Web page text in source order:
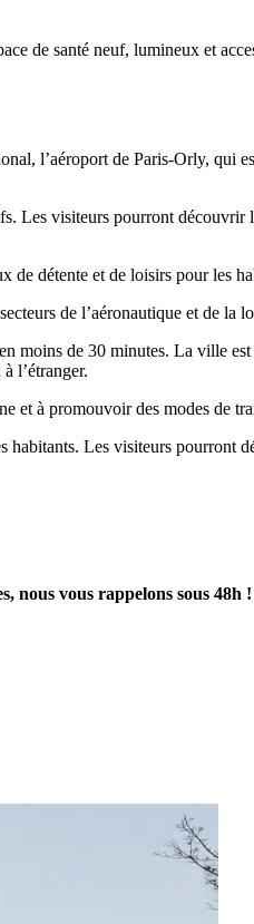
de santé neuf, lumineux et
l’aéroport de Paris-Orly, qui
Les visiteurs pourront découvrir
de détente et de loisirs pour les
de l’aéronautique et de la
moins de 30 minutes. La ville
l’étranger.
et à promouvoir des modes de
Les visiteurs pourront
nous vous rappelons sous 48h !